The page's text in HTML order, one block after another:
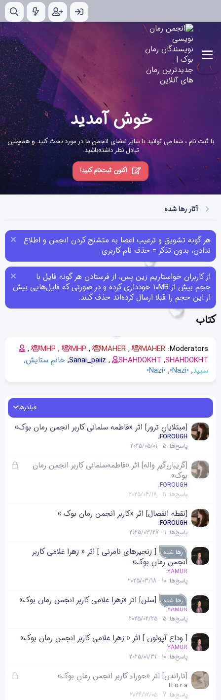
خوش آمدید
با ثبت نام ، شما می توانید با سایر اعضای انجمن ما در مورد بحث کنید و همچنین
تبادل نظر داشته‌باشید.
اکنون ثبت‌نام کنید!
آثار رها شده
هر گونه تشویق و ترغیب اعضا به متشنج کردن انجمن و اطلاع
ندادن، بدون تذکر = حذف نام کاربری
از کاربران خواستاریم زین پس، از فرستادن هر گونه فایل با
حجم بیش از 10MB خودداری کرده و در صورتی که فایل‌هایی بیش
از این حجم را قبلا ارسال کرده‌اند حذف کنند.
کتاب
Moderators:
MAHER
MAHER
MHP
MHP
SHAHDOKHT
SHAHDOKHT
Sanai_paiiz خانمِ ستایش
سپید •Nazi•
•Nazi•
فیلترها
[مبتلایانِ ترور] اثر «فاطمه سلمانی کاربر انجمن رمان بوک»
;FOROUGH
پاسخ‌ها 5
2025/05/01
ق
[گریبان‌گیر‌ِ واله‌] اثر «فاطمه‌سلمانی کاربر انجمن رمان
بوک»
;FOROUGH
پاسخ‌ها 11
2025/04/18
[نقطه انفصال] اثر «کاربر انجمن رمان بوک »
;FOROUGH
پاسخ‌ها 1
2025/03/27
رها شده
[ زنجیرهای نامرئی ] اثر « زهرا غلامی کاربر
انجمن رمان بوک»
YAMUR
پاسخ‌ها 10
2025/03/18
رها شده [سلن] اثر «زهرا غلامی کاربر انجمن رمان بوک»
YAMUR
پاسخ‌ها 5
2025/02/25
[ وداع آپولون ] اثر « زهرا غلامی کاربر انجمن رمان بوک»
YAMUR
پاسخ‌ها 10
2025/01/31
ق
[تاراندن] اثر «حوراء کاربر انجمن رمان بوک»
H o r a
پاسخ‌ها 7
2024/12/05